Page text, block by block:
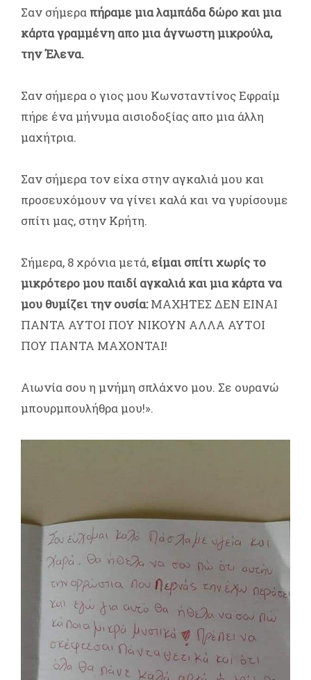
Σαν σήμερα πήραμε μια λαμπάδα δώρο και μια
κάρτα γραμμένη απο μια άγνωστη μικρούλα,
την Έλενα.
Σαν σήμερα ο γιος μου Κωνσταντίνος Εφραίμ
πήρε ένα μήνυμα αισιοδοξίας απο μια άλλη
μαχήτρια.
Σαν σήμερα τον είχα στην αγκαλιά μου και
προσευχόμουν να γίνει καλά και να γυρίσουμε
σπίτι μας, στην Κρήτη.
Σήμερα, 8 χρόνια μετά, είμαι σπίτι χωρίς το
μικρότερο μου παιδί αγκαλιά και μια κάρτα να
μου θυμίζει την ουσία:ΜΑΧΗΤΕΣ ΔΕΝ ΕΙΝΑΙ
ΠΑΝΤΑ ΑΥΤΟΙ ΠΟΥ ΝΙΚΟΥΝ ΑΛΛΑ ΑΥΤΟΙ
ΠΟΥ ΠΑΝΤΑ ΜΑΧΟΝΤΑΙ!
Αιωνία σου η μνήμη σπλάχνο μου. Σε ουρανώ
μπουρμπουλήθρα μου!».